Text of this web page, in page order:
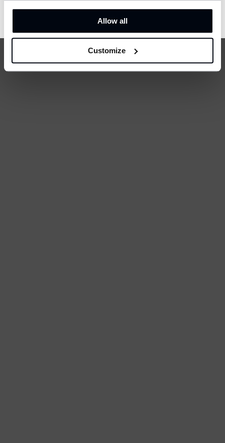
Allow all
Customize
CONFIRM